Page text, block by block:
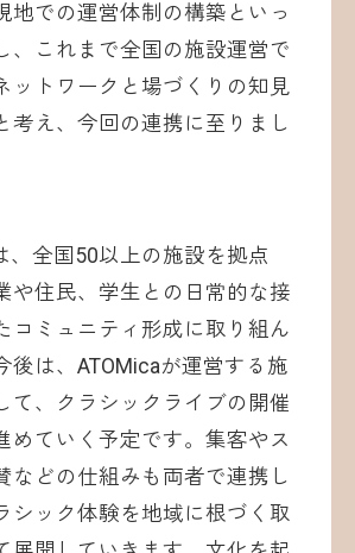
地での運営体制の構築といっ
、これまで全国の施設運営で
ットワークと場づくりの知見
考え、今回の連携に至りまし
、全国50以上の施設を拠点
や住民、学生との日常的な接
コミュニティ形成に取り組ん
後は、ATOMicaが運営する施
て、クラシックライブの開催
めていく予定です。集客やス
などの仕組みも両者で連携し
シック体験を地域に根づく取